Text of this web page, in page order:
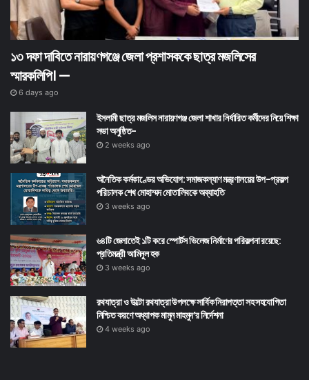
১৩ দফা দাবিতে নারায়ণগঞ্জে জেলা প্রশাসককে ছাত্র মজলিসের
স্মারকলিপি। —
6 days ago
ইসলামী ছাত্র মজলিস নারায়ণগঞ্জ জেলা শাখার নির্ধারিত কর্মীদের নিয়ে শিক্ষা
সভা অনুষ্ঠিত-
2 weeks ago
অনৈতিক কর্মকাণ্ডের অভিযোগ: সমাজকল্যাণ মন্ত্রণালয়ের উপ-প্রকল্প
পরিচালক শেখ মোহাম্মদ মোতালিবকে অব্যাহতি
3 weeks ago
৬৪টি জেলাতেই ১টি করে স্পোর্টস ভিলেজ নির্মাণের পরিকল্পনা রয়েছে:
প্রতিমন্ত্রী আমিনুল হক
3 weeks ago
রথযাত্রা ও উল্টো রথযাত্রা উপলক্ষে সার্বিক নিরাপত্তা সহ সহযোগিতা
নিশ্চিত করণে অধ্যাপক মামুন মাহমুদ’র নির্দেশনা
4 weeks ago